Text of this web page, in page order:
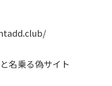
名乗る偽サイト